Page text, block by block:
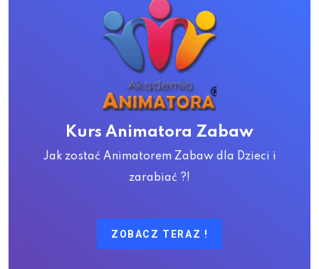
Kurs Animatora Zabaw
Jak zostać Animatorem Zabaw dla Dzieci i
zarabiać ?!
ZOBACZ TERAZ !